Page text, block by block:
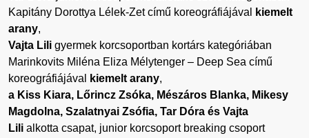
Kapitány Dorottya Lélek-Zet című koreográfiájával
kiemelt
arany,
Vajta Lili gyermek korcsoportban kortárs kategóriában
Marinkovits Miléna Eliza Mélytenger – Deep Sea című
koreográfiájával
kiemelt arany,
a Kiss Kiara, Lőrincz Zsóka, Mészáros Blanka, Mikesy
Magdolna, Szalatnyai Zsófia, Tar Dóra és Vajta
Lili alkotta csapat, junior korcsoport breaking csoport